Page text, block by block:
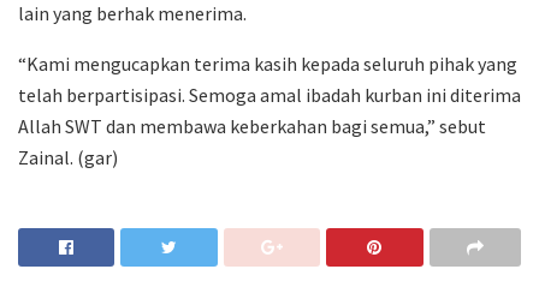
lain yang berhak menerima.
“Kami mengucapkan terima kasih kepada seluruh pihak yang
telah berpartisipasi. Semoga amal ibadah kurban ini diterima
Allah SWT dan membawa keberkahan bagi semua,” sebut
Zainal. (gar)